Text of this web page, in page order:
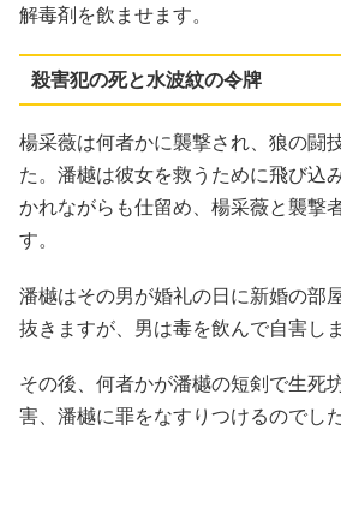
解毒剤を飲ませます。
殺害犯の死と水波紋の令牌
楊采薇は何者かに襲撃され、狼の闘
た。潘樾は彼女を救うために飛び込
かれながらも仕留め、楊采薇と襲撃
す。
潘樾はその男が婚礼の日に新婚の部
抜きますが、男は毒を飲んで自害し
その後、何者かが潘樾の短剣で生死
害、潘樾に罪をなすりつけるのでした